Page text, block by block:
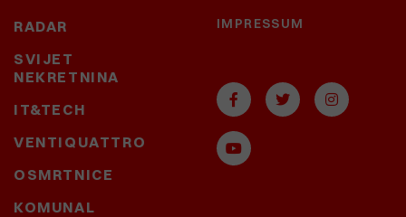
RADAR
SVIJET
NEKRETNINA
IT&TECH
VENTIQUATTRO
OSMRTNICE
KOMUNAL
IMPRESSUM